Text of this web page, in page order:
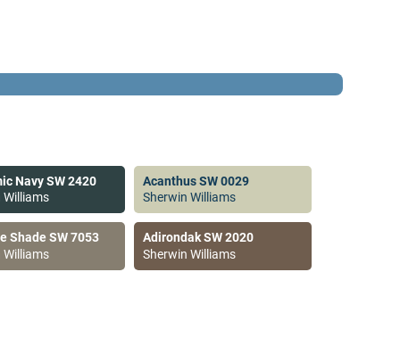
Navy SW 2420
Williams
Acanthus SW 0029
Sherwin Williams
Shade SW 7053
Williams
Adirondak SW 2020
Sherwin Williams